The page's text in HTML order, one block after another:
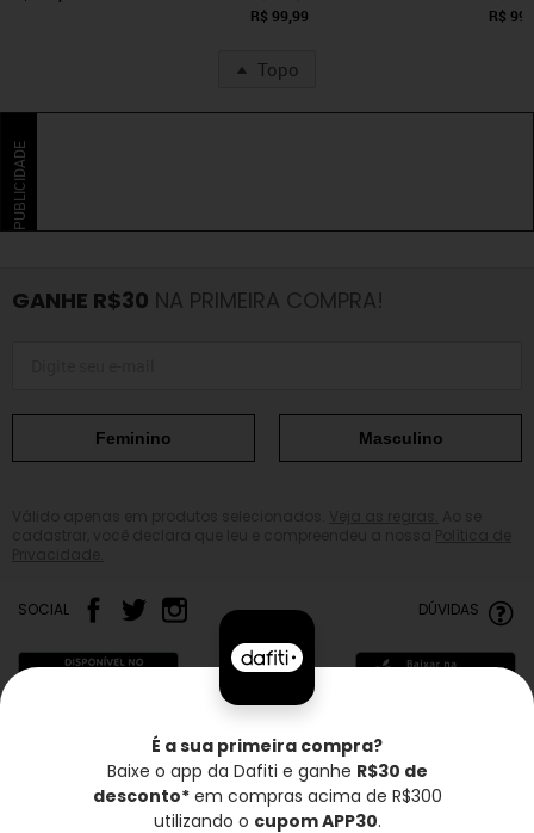
R$ 99,99
R$
Topo
PUBLICIDADE
GANHE R$30 NA PRIMEIRA COMPRA!
Feminino Masculino
SOCIAL DÚVIDAS
Frete grátis* Troca grátis Entrega rápida
É a sua primeira compra?
Baixe o app da Dafiti e ganhe R$30 de
desconto*em compras acima de R$300
utilizando o cupom APP30.